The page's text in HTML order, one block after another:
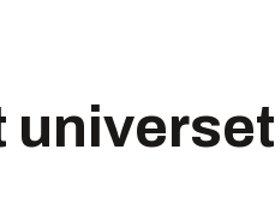
universet